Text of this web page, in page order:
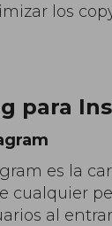
los
para
es la
cualquier
al